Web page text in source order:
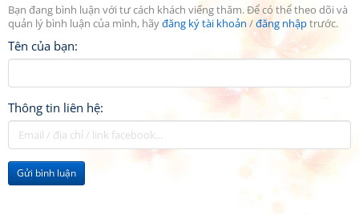
Bạn đang bình luận với tư cách khách viếng thăm. Để có thể theo dõi và
quản lý bình luận của mình, hãyđăng ký tài khoản /đăng nhậptrước.
Tên của bạn:
Thông tin liên hệ:
Gửi bình luận